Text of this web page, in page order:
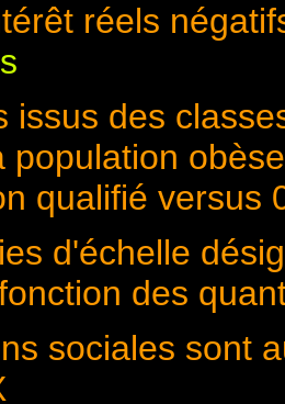
réels
issus des
population
qualifié versus
d'échelle
des
sociales sont